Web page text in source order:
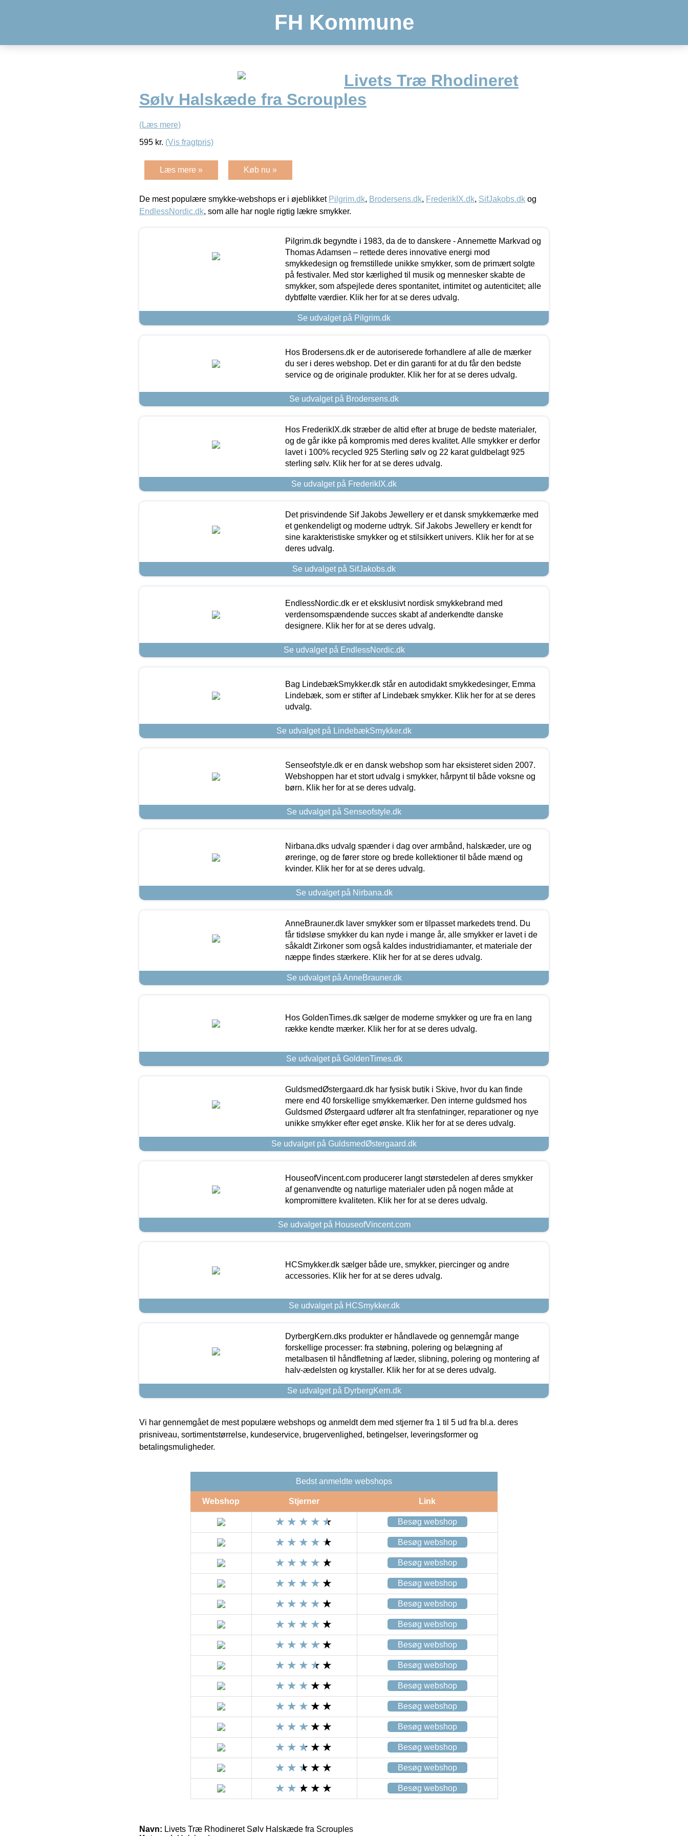
FH Kommune
Livets Træ Rhodineret
Sølv Halskæde fra Scrouples
(Læs mere)
595 kr. (Vis fragtpris)
Læs mere » Køb nu »
De mest populære smykke-webshops er i øjeblikket Pilgrim.dk, Brodersens.dk, FrederikIX.dk, SifJakobs.dk og
EndlessNordic.dk, som alle har nogle rigtig lækre smykker.
Pilgrim.dk begyndte i 1983, da de to danskere - Annemette Markvad og
Thomas Adamsen – rettede deres innovative energi mod
smykkedesign og fremstillede unikke smykker, som de primært solgte
på festivaler. Med stor kærlighed til musik og mennesker skabte de
smykker, som afspejlede deres spontanitet, intimitet og autenticitet; alle
dybtfølte værdier. Klik her for at se deres udvalg.
Se udvalget på Pilgrim.dk
Hos Brodersens.dk er de autoriserede forhandlere af alle de mærker
du ser i deres webshop. Det er din garanti for at du får den bedste
service og de originale produkter. Klik her for at se deres udvalg.
Se udvalget på Brodersens.dk
Hos FrederikIX.dk stræber de altid efter at bruge de bedste materialer,
og de går ikke på kompromis med deres kvalitet. Alle smykker er derfor
lavet i 100% recycled 925 Sterling sølv og 22 karat guldbelagt 925
sterling sølv. Klik her for at se deres udvalg.
Se udvalget på FrederikIX.dk
Det prisvindende Sif Jakobs Jewellery er et dansk smykkemærke med
et genkendeligt og moderne udtryk. Sif Jakobs Jewellery er kendt for
sine karakteristiske smykker og et stilsikkert univers. Klik her for at se
deres udvalg.
Se udvalget på SifJakobs.dk
EndlessNordic.dk er et eksklusivt nordisk smykkebrand med
verdensomspændende succes skabt af anderkendte danske
designere. Klik her for at se deres udvalg.
Se udvalget på EndlessNordic.dk
Bag LindebækSmykker.dk står en autodidakt smykkedesinger, Emma
Lindebæk, som er stifter af Lindebæk smykker. Klik her for at se deres
udvalg.
Se udvalget på LindebækSmykker.dk
Senseofstyle.dk er en dansk webshop som har eksisteret siden 2007.
Webshoppen har et stort udvalg i smykker, hårpynt til både voksne og
børn. Klik her for at se deres udvalg.
Se udvalget på Senseofstyle.dk
Nirbana.dks udvalg spænder i dag over armbånd, halskæder, ure og
øreringe, og de fører store og brede kollektioner til både mænd og
kvinder. Klik her for at se deres udvalg.
Se udvalget på Nirbana.dk
AnneBrauner.dk laver smykker som er tilpasset markedets trend. Du
får tidsløse smykker du kan nyde i mange år, alle smykker er lavet i de
såkaldt Zirkoner som også kaldes industridiamanter, et materiale der
næppe findes stærkere. Klik her for at se deres udvalg.
Se udvalget på AnneBrauner.dk
Hos GoldenTimes.dk sælger de moderne smykker og ure fra en lang
række kendte mærker. Klik her for at se deres udvalg.
Se udvalget på GoldenTimes.dk
GuldsmedØstergaard.dk har fysisk butik i Skive, hvor du kan finde
mere end 40 forskellige smykkemærker. Den interne guldsmed hos
Guldsmed Østergaard udfører alt fra stenfatninger, reparationer og nye
unikke smykker efter eget ønske. Klik her for at se deres udvalg.
Se udvalget på GuldsmedØstergaard.dk
HouseofVincent.com producerer langt størstedelen af deres smykker
af genanvendte og naturlige materialer uden på nogen måde at
kompromittere kvaliteten. Klik her for at se deres udvalg.
Se udvalget på HouseofVincent.com
HCSmykker.dk sælger både ure, smykker, piercinger og andre
accessories. Klik her for at se deres udvalg.
Se udvalget på HCSmykker.dk
DyrbergKern.dks produkter er håndlavede og gennemgår mange
forskellige processer: fra støbning, polering og belægning af
metalbasen til håndfletning af læder, slibning, polering og montering af
halv-ædelsten og krystaller. Klik her for at se deres udvalg.
Se udvalget på DyrbergKern.dk
Vi har gennemgået de mest populære webshops og anmeldt dem med stjerner fra 1 til 5 ud fra bl.a. deres
prisniveau, sortimentstørrelse, kundeservice, brugervenlighed, betingelser, leveringsformer og
betalingsmuligheder.
Bedst anmeldte webshops
Webshop Stjerner Link
Besøg webshop
Besøg webshop
Besøg webshop
Besøg webshop
Besøg webshop
Besøg webshop
Besøg webshop
Besøg webshop
Besøg webshop
Besøg webshop
Besøg webshop
Besøg webshop
Besøg webshop
Besøg webshop
Navn: Livets Træ Rhodineret Sølv Halskæde fra Scrouples